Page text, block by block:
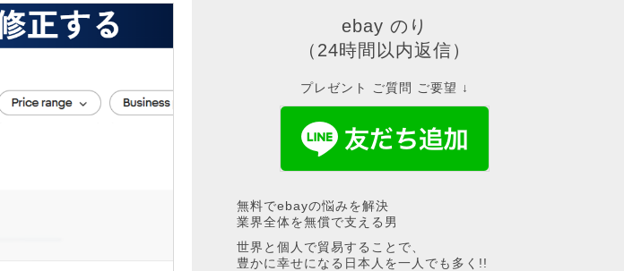
ebay のり
（24時間以内返信）
プレゼント ご質問 ご要望 ↓
無料でebayの悩みを解決
業界全体を無償で支える男
世界と個人で貿易することで、
豊かに幸せになる日本人を一人でも多く!!